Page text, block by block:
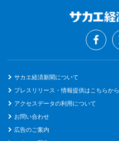
サカエ経済新聞について
プレスリリース・情報提供はこちらから
アクセスデータの利用について
お問い合わせ
広告のご案内